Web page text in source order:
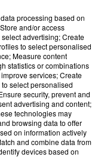
de 15 ans
de trottinette
routes entre
à partir de ce...
processing based on
and/or access
advertising; Create
to select personalised
Measure content
statistics or combinations
services; Create
select personalised
security, prevent and
advertising and content;
technologies may
browsing data to offer
on information actively
and combine data from
devices based on